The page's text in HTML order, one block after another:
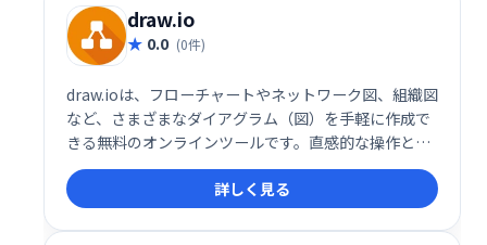
draw.io
0.0 (0件)
draw.ioは、フローチャートやネットワーク図、組織図
など、さまざまなダイアグラム（図）を手軽に作成で
きる無料のオンラインツールです。直感的な操作と豊
富なテンプレートが特徴で、IT業界をはじめ、多くの
ビジネスユーザーに利用されています。
詳しく見る